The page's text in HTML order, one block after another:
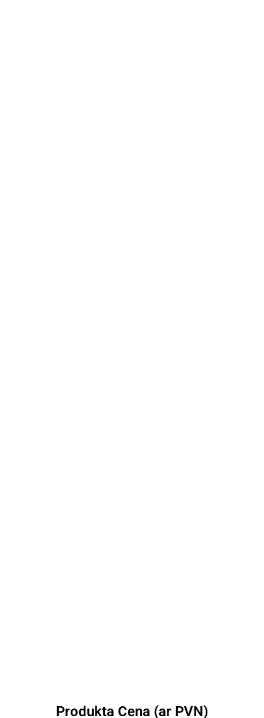
Produkta Cena (ar PVN)